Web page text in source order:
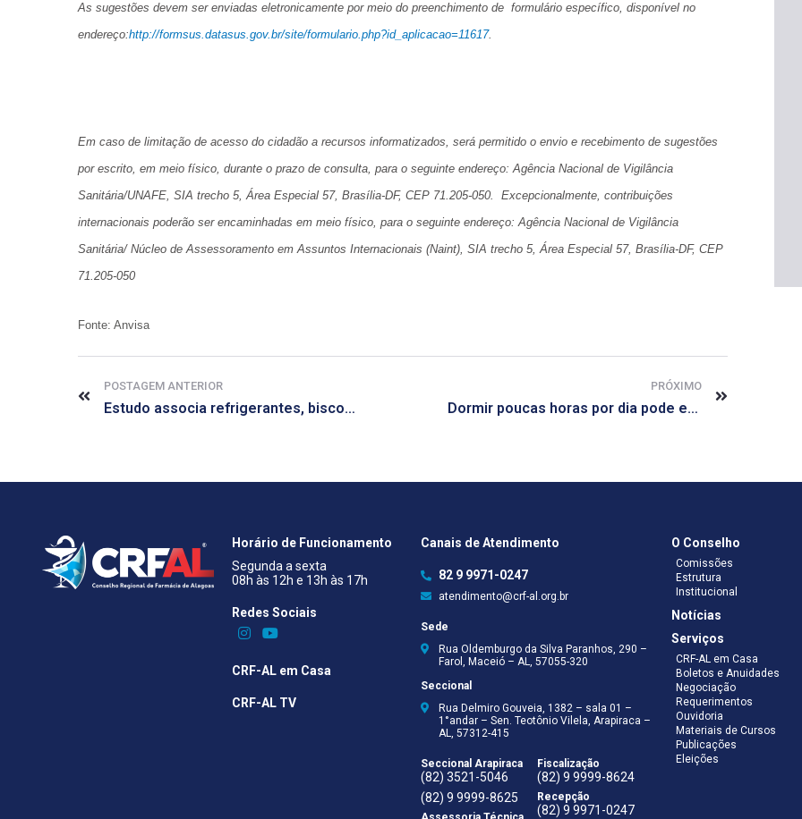
As sugestões devem ser enviadas eletronicamente por meio do preenchimento de formulário específico, disponível no
endereço:http://formsus.datasus.gov.br/site/formulario.php?id_aplicacao=11617.
Em caso de limitação de acesso do cidadão a recursos informatizados, será permitido o envio e recebimento de sugestões
por escrito, em meio físico, durante o prazo de consulta, para o seguinte endereço: Agência Nacional de Vigilância
Sanitária/UNAFE, SIA trecho 5, Área Especial 57, Brasília-DF, CEP 71.205-050. Excepcionalmente, contribuições
internacionais poderão ser encaminhadas em meio físico, para o seguinte endereço: Agência Nacional de Vigilância
Sanitária/ Núcleo de Assessoramento em Assuntos Internacionais (Naint), SIA trecho 5, Área Especial 57, Brasília-DF, CEP
71.205-050
Fonte: Anvisa
POSTAGEM ANTERIOR
Estudo associa refrigerantes, biscoitos e salgadinhos ao câncer intestinal
PRÓXIMO
Dormir poucas horas por dia pode encurtar tempo de vida
Horário de Funcionamento
Segunda a sexta
08h às 12h e 13h às 17h
Redes Sociais​
CRF-AL em Casa
CRF-AL TV
Canais de Atendimento
82 9 9971-0247
atendimento@crf-al.org.br
Sede
Rua Oldemburgo da Silva Paranhos, 290 –
Farol, Maceió – AL, 57055-320
Seccional
Rua Delmiro Gouveia, 1382 – sala 01 –
1°andar – Sen. Teotônio Vilela, Arapiraca –
AL, 57312-415
Seccional Arapiraca
(82) 3521-5046
(82) 9 9999-8625
Fiscalização
(82) 9 9999-8624
Recepção
(82) 9 9971-0247
O Conselho
Comissões
Estrutura
Institucional
Notícias
Serviços
CRF-AL em Casa
Boletos e Anuidades
Negociação
Requerimentos
Ouvidoria
Materiais de Cursos
Publicações
Eleições